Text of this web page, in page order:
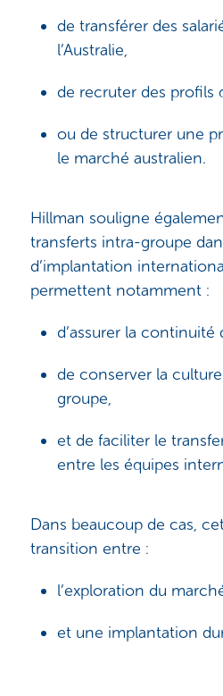
de transférer des
l’Australie,
de recruter des profils
ou de structurer une
le marché australien.
Hillman souligne
transferts intra-groupe
d’implantation
permettent notamment :
d’assurer la continuité
de conserver la
groupe,
et de faciliter le
entre les équipes
Dans beaucoup de cas,
transition entre :
l’exploration du
et une implantation